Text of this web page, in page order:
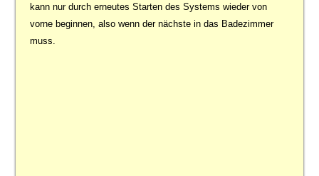
kann nur durch erneutes Starten des Systems wieder von
vorne beginnen, also wenn der nächste in das Badezimmer
muss.